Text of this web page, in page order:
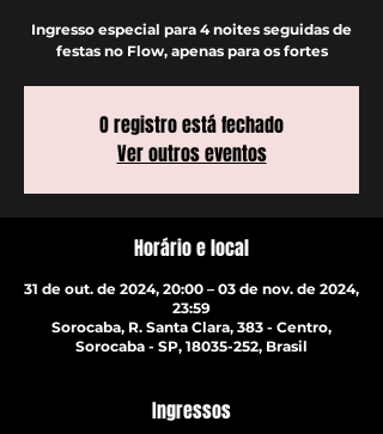
Ingresso especial para 4 noites seguidas de
festas no Flow, apenas para os fortes
O registro está fechado
Ver outros eventos
Horário e local
31 de out. de 2024, 20:00 – 03 de nov. de 2024,
23:59
Sorocaba, R. Santa Clara, 383 - Centro,
Sorocaba - SP, 18035-252, Brasil
Ingressos